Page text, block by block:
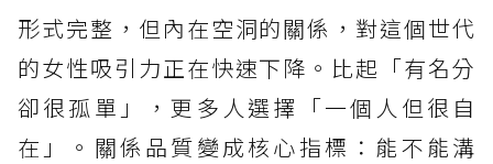
形式完整，但內在空洞的關係，對這個世代
的女性吸引力正在快速下降。比起「有名分
卻很孤單」，更多人選擇「一個人但很自
在」。關係品質變成核心指標：能不能溝